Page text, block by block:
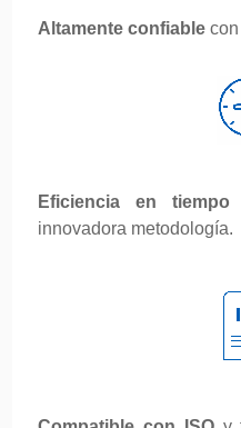
Altamente confiable
Eficiencia en
innovadora metodología.